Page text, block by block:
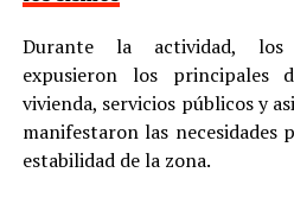
Durante la actividad, los
expusieron los principales
vivienda, servicios públicos y
manifestaron las
estabilidad de la zona.